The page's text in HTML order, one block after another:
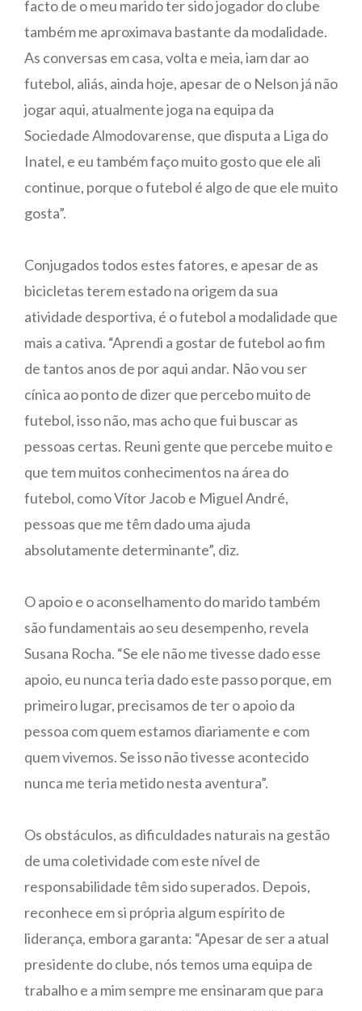
facto de o meu marido ter sido jogador do clube
também me aproximava bastante da modalidade.
As conversas em casa, volta e meia, iam dar ao
futebol, aliás, ainda hoje, apesar de o Nelson já não
jogar aqui, atualmente joga na equipa da
Sociedade Almodovarense, que disputa a Liga do
Inatel, e eu também faço muito gosto que ele ali
continue, porque o futebol é algo de que ele muito
gosta”.
Conjugados todos estes fatores, e apesar de as
bicicletas terem estado na origem da sua
atividade desportiva, é o futebol a modalidade que
mais a cativa. “Aprendi a gostar de futebol ao fim
de tantos anos de por aqui andar. Não vou ser
cínica ao ponto de dizer que percebo muito de
futebol, isso não, mas acho que fui buscar as
pessoas certas. Reuni gente que percebe muito e
que tem muitos conhecimentos na área do
futebol, como Vítor Jacob e Miguel André,
pessoas que me têm dado uma ajuda
absolutamente determinante”, diz.
O apoio e o aconselhamento do marido também
são fundamentais ao seu desempenho, revela
Susana Rocha. “Se ele não me tivesse dado esse
apoio, eu nunca teria dado este passo porque, em
primeiro lugar, precisamos de ter o apoio da
pessoa com quem estamos diariamente e com
quem vivemos. Se isso não tivesse acontecido
nunca me teria metido nesta aventura”.
Os obstáculos, as dificuldades naturais na gestão
de uma coletividade com este nível de
responsabilidade têm sido superados. Depois,
reconhece em si própria algum espírito de
liderança, embora garanta: “Apesar de ser a atual
presidente do clube, nós temos uma equipa de
trabalho e a mim sempre me ensinaram que para